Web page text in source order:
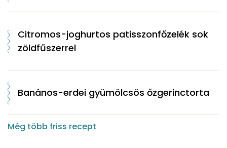
Citromos-joghurtos patisszonfőzelék sok
zöldfűszerrel
Banános-erdei gyümölcsös őzgerinctorta
Még több friss recept